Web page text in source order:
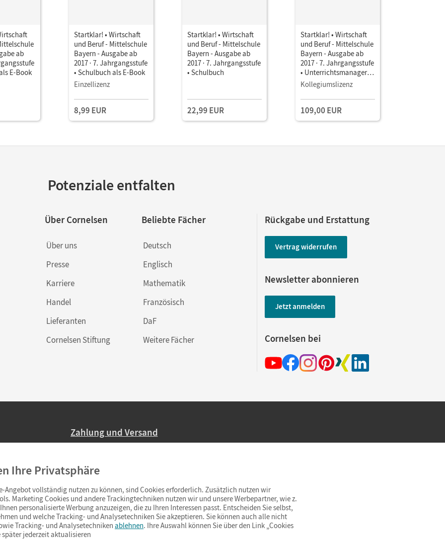
ab
E-Book
Startklar! • Wirtschaft
und Beruf - Mittelschule
Bayern - Ausgabe ab
2017 · 7. Jahrgangsstufe
• Schulbuch als E-Book
Einzellizenz
8,99 EUR
Startklar! • Wirtschaft
und Beruf - Mittelschule
Bayern - Ausgabe ab
2017 · 7. Jahrgangsstufe
• Schulbuch
22,99 EUR
Startklar! • Wirtschaft
und Beruf - Mittelschule
Bayern - Ausgabe ab
2017 · 7. Jahrgangsstufe
• Unterrichtsmanager E-
Book mit
Lehrkräftematerialien
und Planungstools
Kollegiumslizenz
109,00 EUR
Potenziale entfalten
Über Cornelsen
Über uns
Presse
Karriere
Handel
Lieferanten
Cornelsen Stiftung
Beliebte Fächer
Deutsch
Englisch
Mathematik
Französisch
DaF
Weitere Fächer
Rückgabe und Erstattung
Vertrag widerrufen
Newsletter abonnieren
Jetzt anmelden
Cornelsen bei
Zahlung und Versand
Ab 59,– EUR Bestellwert liefern wir versandkostenfrei innerhalb Deutschlands
(Lieferung in 3–6 Tagen).
Ihre Privatsphäre
Angebot vollständig nutzen zu können, sind Cookies erforderlich. Zusätzlich nutzen wir
Marketing Cookies und andere Trackingtechniken nutzen wir und unsere Werbepartner, wie z.
personalisierte Werbung anzuzeigen, die zu Ihren Interessen passt. Entscheiden Sie selbst,
und welche Tracking- und Analysetechniken Sie akzeptieren. Sie können auch alle nicht
Tracking- und Analysetechniken ablehnen. Ihre Auswahl können Sie über den Link „Cookies
später jederzeit aktualisieren